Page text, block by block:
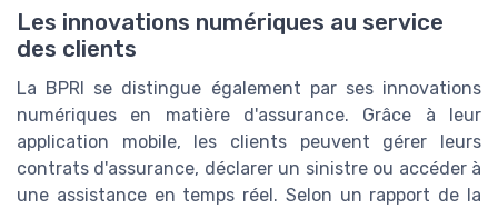
Les innovations numériques au service
des clients
La BPRI se distingue également par ses innovations
numériques en matière d'assurance. Grâce à leur
application mobile, les clients peuvent gérer leurs
contrats d'assurance, déclarer un sinistre ou accéder à
une assistance en temps réel. Selon un rapport de la